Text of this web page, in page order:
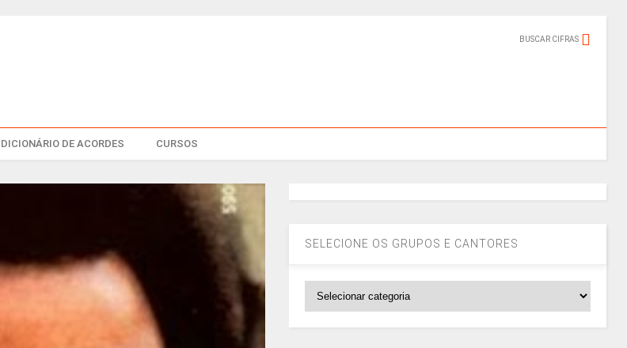
BUSCAR CIFRAS
DICIONÁRIO DE ACORDES CURSOS
SELECIONE OS GRUPOS E CANTORES